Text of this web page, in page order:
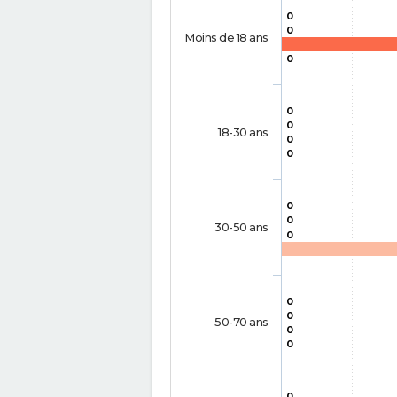
0
0
0
0
0
0
0
0
0
0
0
0
0
0
Moins de 18 ans
18-30 ans
30-50 ans
50-70 ans